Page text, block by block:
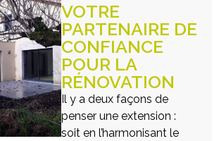
VOTRE
PARTENAIRE DE
CONFIANCE
POUR LA
RÉNOVATION
Il y a deux façons de
penser une extension :
soit en l’harmonisant le